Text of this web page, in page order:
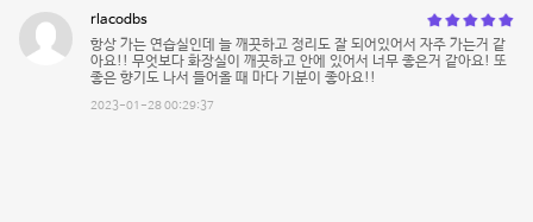
rlacodbs
항상 가는 연습실인데 늘 깨끗하고 정리도 잘 되어있어서 자주 가는거 같
아요!! 무엇보다 화장실이 깨끗하고 안에 있어서 너무 좋은거 같아요! 또
좋은 향기도 나서 들어올 때 마다 기분이 좋아요!!
2023-01-28 00:29:37